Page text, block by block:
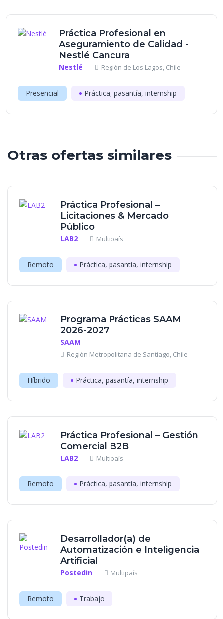
Práctica Profesional en
Aseguramiento de Calidad -
Nestlé Cancura
Nestlé Región de Los Lagos, Chile
Presencial Práctica, pasantía, internship
Otras ofertas similares
Práctica Profesional –
Licitaciones & Mercado
Público
LAB2 Multipaís
Remoto Práctica, pasantía, internship
Programa Prácticas SAAM
2026-2027
SAAM
Región Metropolitana de Santiago, Chile
Híbrido Práctica, pasantía, internship
Práctica Profesional – Gestión
Comercial B2B
LAB2 Multipaís
Remoto Práctica, pasantía, internship
Desarrollador(a) de
Automatización e Inteligencia
Artificial
Postedin Multipaís
Remoto Trabajo